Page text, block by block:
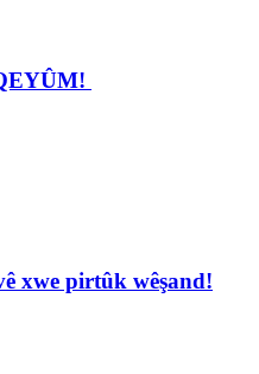
xwe pirtûk wêşand!